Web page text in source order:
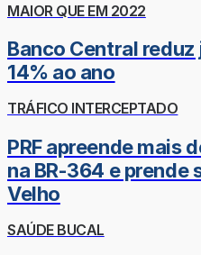
MAIOR QUE EM 2022
Banco Central
14% ao ano
TRÁFICO INTERCEPTADO
PRF apreende mais
na BR-364 e prende
Velho
SAÚDE BUCAL